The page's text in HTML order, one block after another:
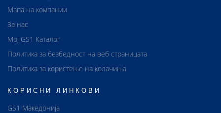
Мапа на компании
За нас
Мој GS1 Каталог
Политика за безбедност на веб страницата
Политика за користење на колачиња
КОРИСНИ ЛИНКОВИ
GS1 Македонија